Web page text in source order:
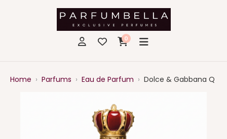
0
Home › Parfums › Eau de Parfum › Dolce & Gabbana Q